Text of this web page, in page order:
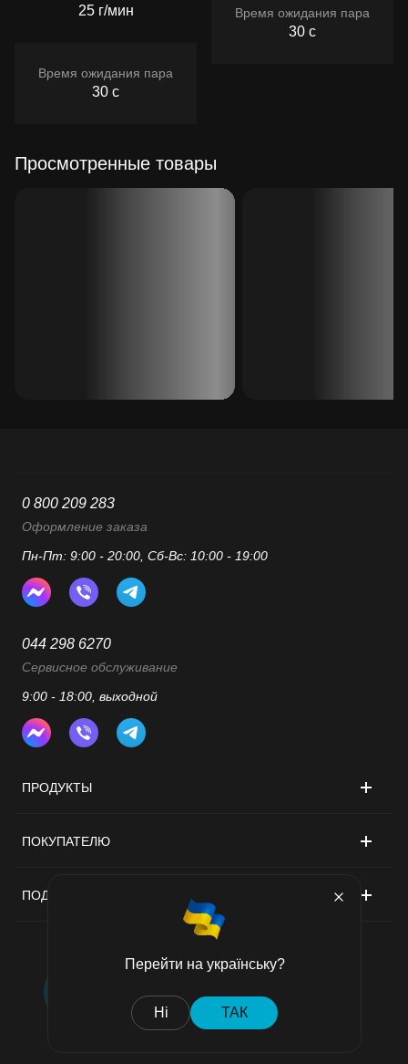
Перейти на українську?
Ні ТАК
25 г/мин
Время ожидания пара
30 с
Время ожидания пара
30 с
Просмотренные товары
ПРОДУКТЫ
ПОКУПАТЕЛЮ
ПОДДЕРЖКА
0 800 209 283
Оформление заказа
Пн-Пт: 9:00 - 20:00, Сб-Вс: 10:00 - 19:00
044 298 6270
Сервисное обслуживание
9:00 - 18:00, выходной
Договор публичной оферты